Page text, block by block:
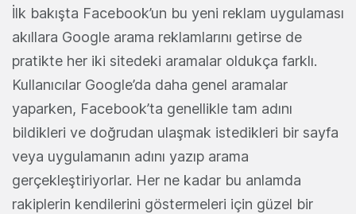
İlk bakışta Facebook’un bu yeni reklam uygulaması
akıllara Google arama reklamlarını getirse de
pratikte her iki sitedeki aramalar oldukça farklı.
Kullanıcılar Google’da daha genel aramalar
yaparken, Facebook’ta genellikle tam adını
bildikleri ve doğrudan ulaşmak istedikleri bir sayfa
veya uygulamanın adını yazıp arama
gerçekleştiriyorlar. Her ne kadar bu anlamda
rakiplerin kendilerini göstermeleri için güzel bir